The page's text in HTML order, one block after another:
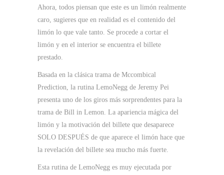
Ahora, todos piensan que este es un limón realmente
caro, sugieres que en realidad es el contenido del
limón lo que vale tanto. Se procede a cortar el
limón y en el interior se encuentra el billete
prestado.
Basada en la clásica trama de Mccombical
Prediction, la rutina LemoNegg de Jeremy Pei
presenta uno de los giros más sorprendentes para la
trama de Bill in Lemon. La apariencia mágica del
limón y la motivación del billete que desaparece
SOLO DESPUÉS de que aparece el limón hace que
la revelación del billete sea mucho más fuerte.
Esta rutina de LemoNegg es muy ejecutada por